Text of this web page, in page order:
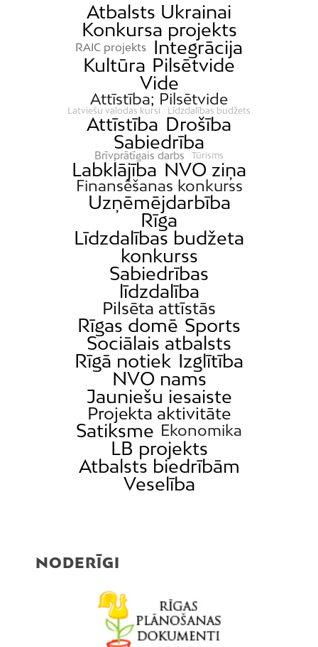
Atbalsts Ukrainai
Konkursa projekts
RAIC projekts
Integrācija
Kultūra Pilsētvide
Vide
Attīstība; Pilsētvide
Latviešu valodas kursi Līdzdalības budžets
Attīstība Drošība
Sabiedrība
Brīvprātīgais darbs Tūrisms
Labklājība NVO ziņa
Finansēšanas konkurss
Uzņēmējdarbība
Rīga
Līdzdalības budžeta
konkurss
Sabiedrības
līdzdalība
Pilsēta attīstās
Rīgas domē Sports
Sociālais atbalsts
Rīgā notiek Izglītība
NVO nams
Jauniešu iesaiste
Projekta aktivitāte
Satiksme Ekonomika
LB projekts
Atbalsts biedrībām
Veselība
NODERĪGI